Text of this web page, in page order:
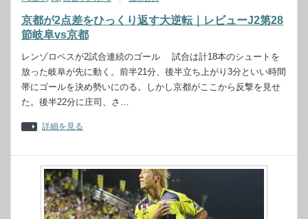
京都が2点差をひっくり返す大逆転｜レビューJ2第28
節岐阜vs京都
レンゾロペスが2試合連続のゴール 試合は計18本のシュートを
放った岐阜が先に動く。前半21分、後半立ち上がり3分といい時間
帯にゴールを決め勢いにのる。しかし京都がここから反撃を見せ
た。後半22分に庄司、さ…
詳細を見る